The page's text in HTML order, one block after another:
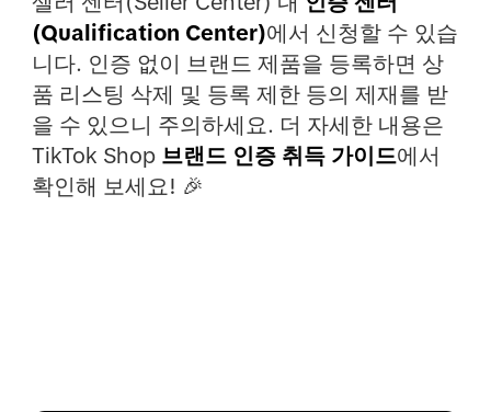
(Qualification Center)에서 신청할 수 있습
니다. 인증 없이 브랜드 제품을 등록하면 상
품 리스팅 삭제 및 등록 제한 등의 제재를 받
을 수 있으니 주의하세요. 더 자세한 내용은
TikTok Shop 브랜드 인증 취득 가이드에서
확인해 보세요! 🎉